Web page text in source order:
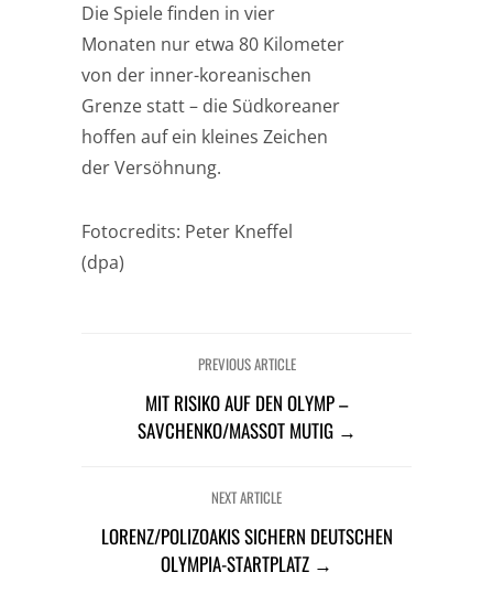
Die Spiele finden in vier
Monaten nur etwa 80 Kilometer
von der inner-koreanischen
Grenze statt – die Südkoreaner
hoffen auf ein kleines Zeichen
der Versöhnung.
Fotocredits: Peter Kneffel
(dpa)
PREVIOUS ARTICLE
MIT RISIKO AUF DEN OLYMP –
SAVCHENKO/MASSOT MUTIG →
NEXT ARTICLE
LORENZ/POLIZOAKIS SICHERN DEUTSCHEN
OLYMPIA-STARTPLATZ →